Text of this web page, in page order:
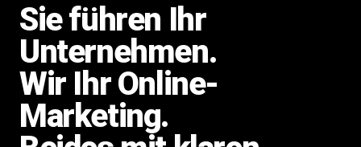
Sie führen Ihr
Unternehmen.
Wir Ihr Online-
Marketing.